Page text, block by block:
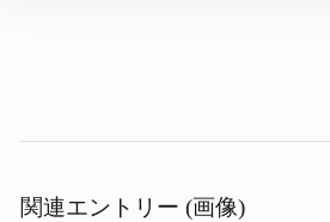
関連エントリー (画像)